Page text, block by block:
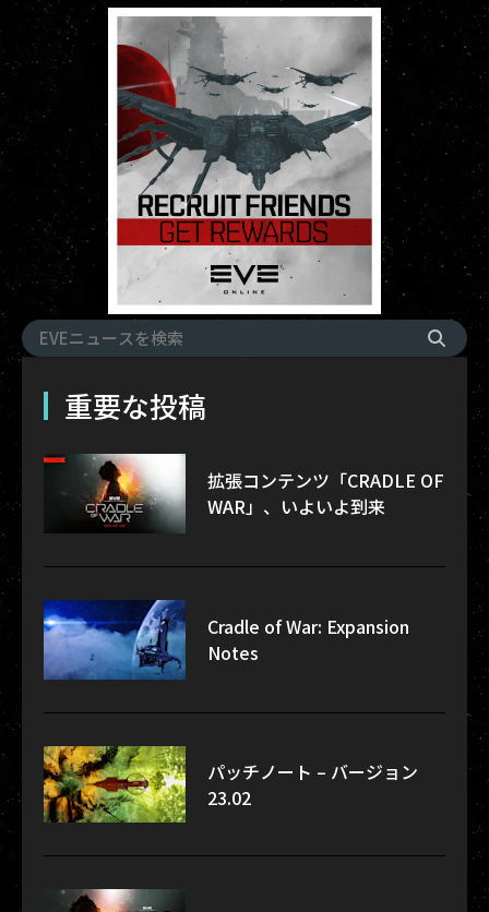
重要な投稿
拡張コンテンツ「CRADLE OF
WAR」、いよいよ到来
Cradle of War: Expansion
Notes
パッチノート – バージョン
23.02